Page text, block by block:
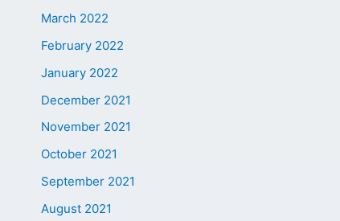
March 2022
February 2022
January 2022
December 2021
November 2021
October 2021
September 2021
August 2021